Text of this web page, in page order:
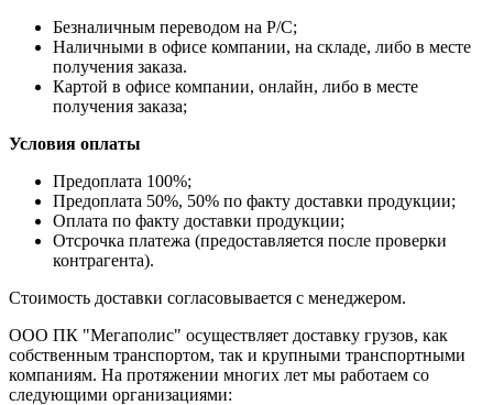
Безналичным переводом на Р/С;
Наличными в офисе компании, на складе, либо в месте
получения заказа.
Картой в офисе компании, онлайн, либо в месте
получения заказа;
Условия оплаты
Предоплата 100%;
Предоплата 50%, 50% по факту доставки продукции;
Оплата по факту доставки продукции;
Отсрочка платежа (предоставляется после проверки
контрагента).
Стоимость доставки согласовывается с менеджером.
ООО ПК "Мегаполис" осуществляет доставку грузов, как
собственным транспортом, так и крупными транспортными
компаниям. На протяжении многих лет мы работаем со
следующими организациями: